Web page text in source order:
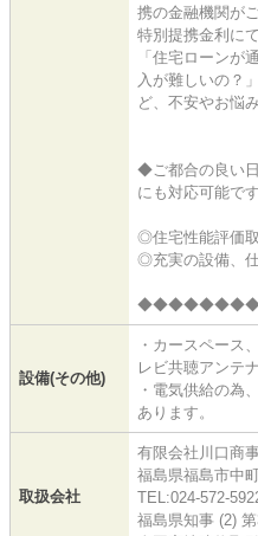
携の金融機関が
特別提携金利に
「住宅ローンが
入が難しいの？
ど、不安やお悩
◆ご都合の良い
にも対応可能で
◎住宅性能評価
◎充実の設備、
設備(その他)
・カースペース
レビ共聴アンテ
・電気供給の為
あります。
取扱会社
有限会社川口商
福島県福島市中
TEL:024-572-
福島県知事 (2)